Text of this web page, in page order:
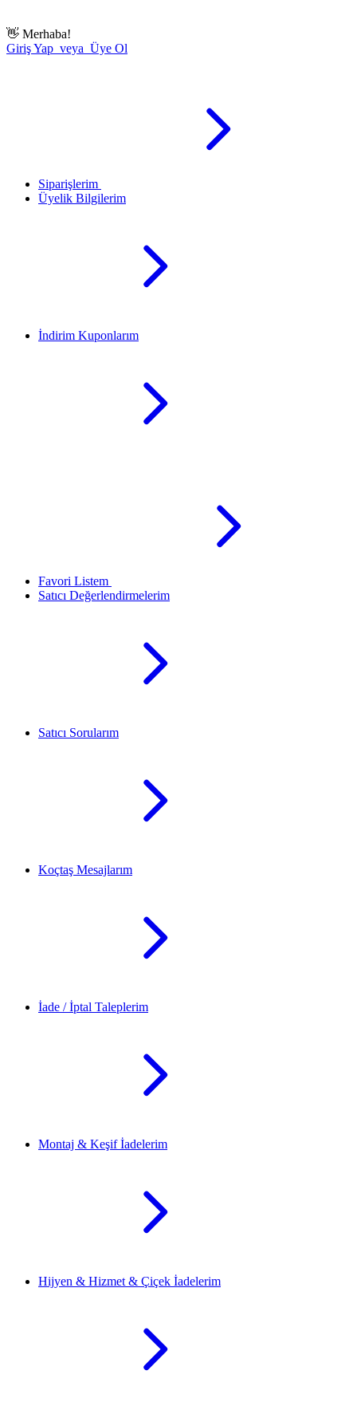
👋 Merhaba!
Giriş Yap veya Üye Ol
Siparişlerim
Üyelik Bilgilerim
İndirim Kuponlarım
Favori Listem
Satıcı Değerlendirmelerim
Satıcı Sorularım
Koçtaş Mesajlarım
İade / İptal Taleplerim
Montaj & Keşif İadelerim
Hijyen & Hizmet & Çiçek İadelerim